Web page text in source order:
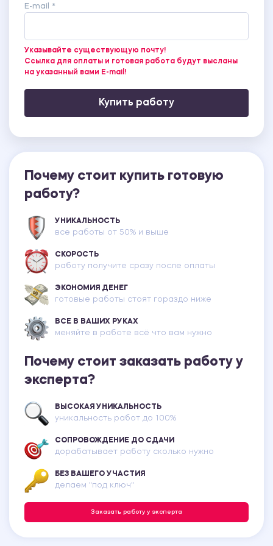
E-mail *
Указывайте существующую почту!
Ссылка для оплаты и готовая работа будут высланы
на указанный вами E-mail!
Купить работу
Почему стоит купить готовую
работу?
УНИКАЛЬНОСТЬ
все работы от 50% и выше
СКОРОСТЬ
работу получите сразу после оплаты
ЭКОНОМИЯ ДЕНЕГ
готовые работы стоят гораздо ниже
ВСЕ В ВАШИХ РУКАХ
меняйте в работе всё что вам нужно
Почему стоит заказать работу у
эксперта?
ВЫСОКАЯ УНИКАЛЬНОСТЬ
уникальность работ до 100%
СОПРОВОЖДЕНИЕ ДО СДАЧИ
дорабатывает работу сколько нужно
БЕЗ ВАШЕГО УЧАСТИЯ
делаем "под ключ"
Заказать работу у эксперта